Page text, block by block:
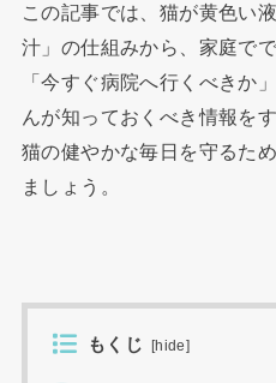
この記事では、猫が黄色い
汁」の仕組みから、家庭で
「今すぐ病院へ行くべきか
んが知っておくべき情報を
猫の健やかな毎日を守るた
ましょう。
もくじ [hide]